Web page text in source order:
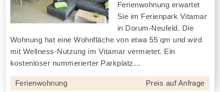
Ferienwohnung erwartet
Sie im Ferienpark Vitamar
in Dorum-Neufeld. Die
Wohnung hat eine Wohnfläche von etwa 55 qm und wird
mit Wellness-Nutzung im Vitamar vermietet. Ein
kostenloser nummerierter Parkplatz
Ferienwohnung Preis auf Anfrage